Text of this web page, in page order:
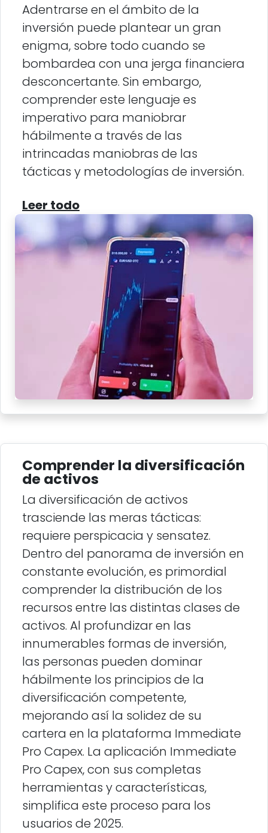
Adentrarse en el ámbito de la
inversión puede plantear un gran
enigma, sobre todo cuando se
bombardea con una jerga financiera
desconcertante. Sin embargo,
comprender este lenguaje es
imperativo para maniobrar
hábilmente a través de las
intrincadas maniobras de las
tácticas y metodologías de inversión.
Leer todo
Comprender la diversificación
de activos
La diversificación de activos
trasciende las meras tácticas:
requiere perspicacia y sensatez.
Dentro del panorama de inversión en
constante evolución, es primordial
comprender la distribución de los
recursos entre las distintas clases de
activos. Al profundizar en las
innumerables formas de inversión,
las personas pueden dominar
hábilmente los principios de la
diversificación competente,
mejorando así la solidez de su
cartera en la plataforma Immediate
Pro Capex. La aplicación Immediate
Pro Capex, con sus completas
herramientas y características,
simplifica este proceso para los
usuarios de 2025.